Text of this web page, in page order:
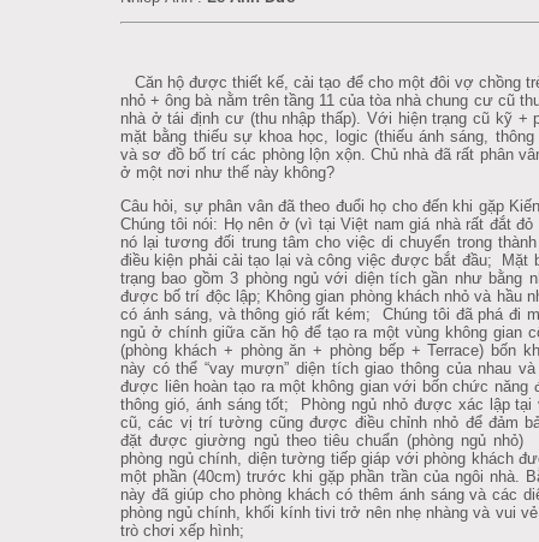
Căn hộ được thiết kế, cải tạo để cho một đôi vợ chồng
nhỏ + ông bà nằm trên tầng 11 của tòa nhà chung cư cũ
nhà ở tái định cư (thu nhập thấp). Với hiện trạng cũ kỹ +
mặt bằng thiếu sự khoa học, logic (thiếu ánh sáng, thông
và sơ đồ bố trí các phòng lộn xộn. Chủ nhà đã rất phân
ở một nơi như thế này không?
Câu hỏi, sự phân vân đã theo đuổi họ cho đến khi gặp
Chúng tôi nói: Họ nên ở (vì tại Việt nam giá nhà rất đắt
nó lại tương đối trung tâm cho việc di chuyển trong
điều kiện phải cải tạo lại và công việc được bắt đầu; Mặt
trạng bao gồm 3 phòng ngủ với diện tích gần như bằng
được bố trí độc lập; Không gian phòng khách nhỏ và hầu
có ánh sáng, và thông gió rất kém; Chúng tôi đã phá đi
ngủ ở chính giữa căn hộ để tạo ra một vùng không gian
(phòng khách + phòng ăn + phòng bếp + Terrace) bốn
này có thể “vay mượn” diện tích giao thông của nhau
được liên hoàn tạo ra một không gian với bốn chức năng
thông gió, ánh sáng tốt; Phòng ngủ nhỏ được xác lập tại
cũ, các vị trí tường cũng được điều chỉnh nhỏ để đảm
đặt được giường ngủ theo tiêu chuẩn (phòng ngủ
phòng ngủ chính, diện tường tiếp giáp với phòng khách
một phần (40cm) trước khi gặp phần trần của ngôi nhà.
này đã giúp cho phòng khách có thêm ánh sáng và các
phòng ngủ chính, khối kính tivi trở nên nhẹ nhàng và vui
trò chơi xếp hình;